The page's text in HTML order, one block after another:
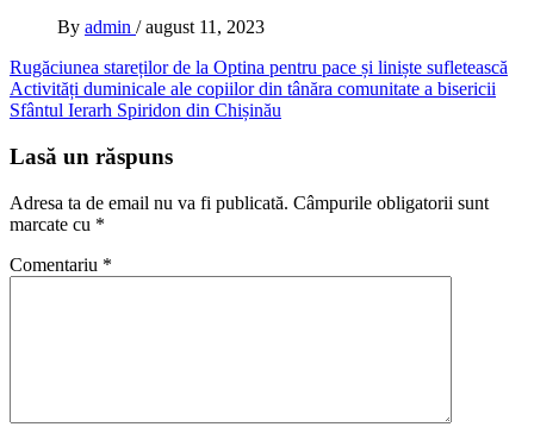
By admin / august 11, 2023
Navigare
în
Rugăciunea stareților de la Optina pentru pace și liniște sufletească
Activități duminicale ale copiilor din tânăra comunitate a bisericii
Sfântul Ierarh Spiridon din Chișinău
Lasă un răspuns
Adresa ta de email nu va fi publicată. Câmpurile obligatorii sunt
marcate cu *
Comentariu *